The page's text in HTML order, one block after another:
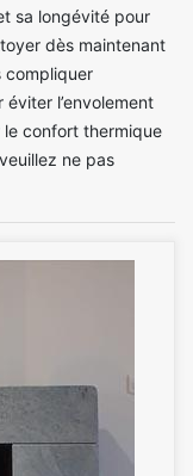
sa longévité pour
dès maintenant
compliquer
l’envolement
confort thermique
ne pas